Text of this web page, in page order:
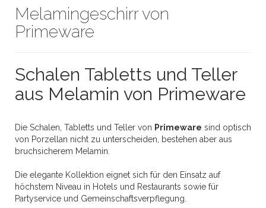
Melamingeschirr von
Primeware
Schalen Tabletts und Teller
aus Melamin von Primeware
Die Schalen, Tabletts und Teller von Primeware sind optisch
von Porzellan nicht zu unterscheiden, bestehen aber aus
bruchsicherem Melamin.
Die elegante Kollektion eignet sich für den Einsatz auf
höchstem Niveau in Hotels und Restaurants sowie für
Partyservice und Gemeinschaftsverpflegung.